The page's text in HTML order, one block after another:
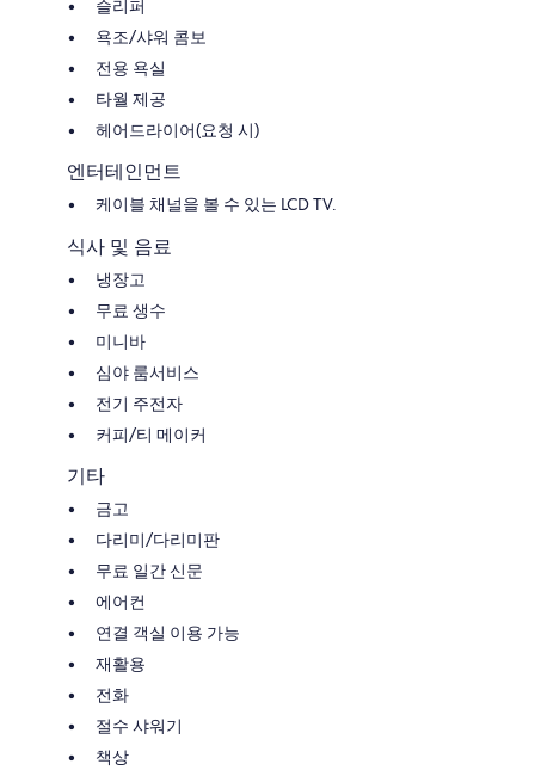
슬리퍼
욕조/샤워 콤보
전용 욕실
타월 제공
헤어드라이어(요청 시)
엔터테인먼트
케이블 채널을 볼 수 있는 LCD TV.
식사 및 음료
냉장고
무료 생수
미니바
심야 룸서비스
전기 주전자
커피/티 메이커
기타
금고
다리미/다리미판
무료 일간 신문
에어컨
연결 객실 이용 가능
재활용
전화
절수 샤워기
책상